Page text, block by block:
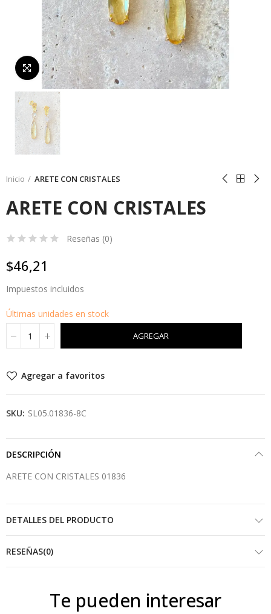
Da click para agrandar
Inicio ARETE CON CRISTALES
ARETE CON CRISTALES
Reseñas (0)
$46,21
Impuestos incluidos
Últimas unidades en stock
AGREGAR
Agregar a favoritos
SKU: SL05.01836-8C
DESCRIPCIÓN
ARETE CON CRISTALES 01836
DETALLES DEL PRODUCTO
RESEÑAS(0)
Te pueden interesar